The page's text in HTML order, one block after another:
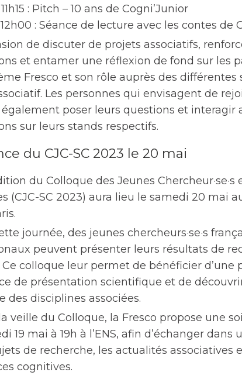
: Pitch – 10 ans de Cogni’Junior
12h00 : Séance de lecture avec les contes de
de discuter de projets associatifs,
et entamer une réflexion de fond sur les
Fresco et son rôle auprès des
Les personnes qui envisagent de
poser leurs questions et interagir
sur leurs stands respectifs.
du CJC-SC 2023 le 20 mai
du Colloque des Jeunes Chercheur·se·s
(CJC-SC 2023) aura lieu le samedi 20 mai
journée, des jeunes chercheurs·se·s
peuvent présenter leurs résultats de
Ce colloque leur permet de bénéficier d’une
de présentation scientifique et de
des disciplines associées.
veille du Colloque, la Fresco propose une
19 mai à 19h à l’ENS, afin d’échanger dans
de recherche, les actualités associatives
cognitives.